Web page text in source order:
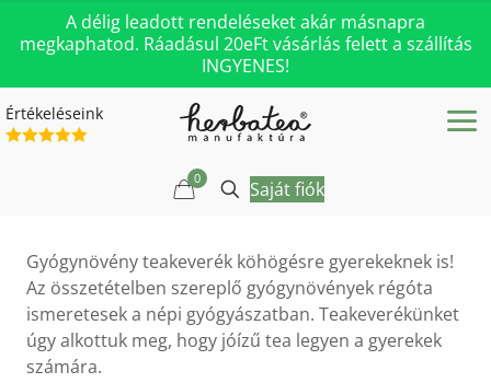
A délig leadott rendeléseket akár másnapra
megkaphatod. Ráadásul 20eFt vásárlás felett a szállítás
INGYENES!
Értékeléseink
0 Saját fiók
Gyógynövény teakeverék köhögésre gyerekeknek is!
Az összetételben szereplő gyógynövények régóta
ismeretesek a népi gyógyászatban. Teakeverékünket
úgy alkottuk meg, hogy jóízű tea legyen a gyerekek
számára.